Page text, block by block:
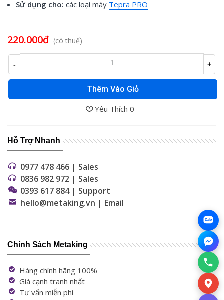
Sử dụng cho: các loại máy Tepra PRO
220.000đ (có thuế)
- +
Thêm Vào Giỏ
Yêu Thích 0
Hỗ Trợ Nhanh
0977 478 466 | Sales
0836 982 972 | Sales
0393 617 884 | Support
hello@metaking.vn | Email
Chính Sách Metaking
Hàng chính hãng 100%
Giá cạnh tranh nhất
Tư vấn miễn phí
Zalo